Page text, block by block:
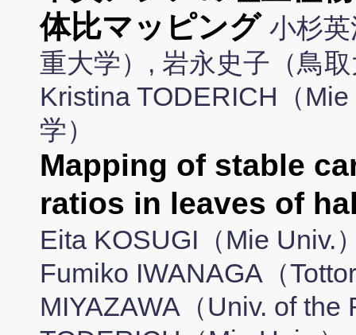
体比マッピング 小杉
重大学）, 岩永史子（鳥
Kristina TODERICH（
学）
Mapping of stable
ratios in leaves of
Eita KOSUGI（Mie Univ.
Fumiko IWANAGA（
MIYAZAWA（Univ. of the